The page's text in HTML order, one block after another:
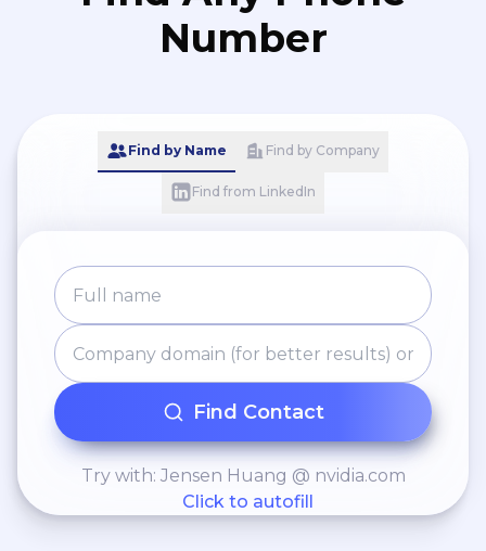
Number
Find by Name Find by Company
Find from LinkedIn
Find Contact
Try with: Jensen Huang @ nvidia.com
Click to autofill